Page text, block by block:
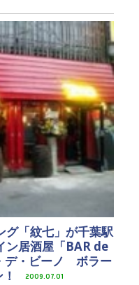
グ「紋七」が千葉駅
ン居酒屋「BAR de
デ・ビーノ ボラー
2009.07.01